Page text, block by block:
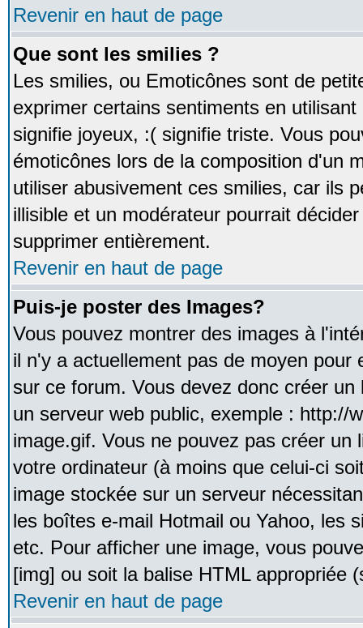
Revenir en haut de page
Que sont les smilies ?
Les smilies, ou Emoticônes sont de
exprimer certains sentiments en
signifie joyeux, :( signifie triste. Vous
émoticônes lors de la composition d'un
utiliser abusivement ces smilies, car ils
illisible et un modérateur pourrait
supprimer entièrement.
Revenir en haut de page
Puis-je poster des Images?
Vous pouvez montrer des images à
il n'y a actuellement pas de moyen pour
sur ce forum. Vous devez donc créer
un serveur web public, exemple : http://
image.gif. Vous ne pouvez pas créer un
votre ordinateur (à moins que celui-ci
image stockée sur un serveur
les boîtes e-mail Hotmail ou Yahoo, les
etc. Pour afficher une image, vous
[img] ou soit la balise HTML appropriée
Revenir en haut de page